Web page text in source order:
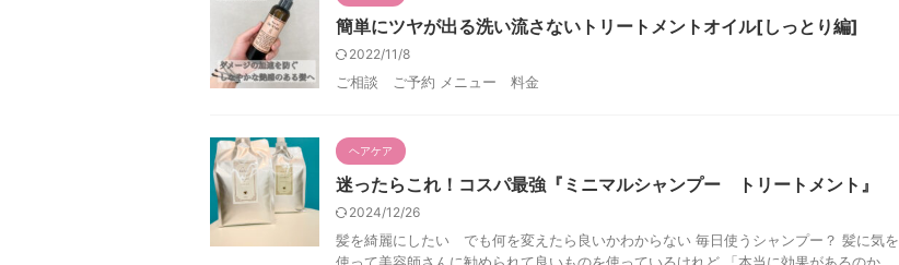
簡単にツヤが出る洗い流さないトリートメントオイル[しっとり編]
2022/11/8
ご相談 ご予約 メニュー 料金
ヘアケア
迷ったらこれ！コスパ最強『ミニマルシャンプー トリートメント』
2024/12/26
髪を綺麗にしたい でも何を変えたら良いかわからない 毎日使うシャンプー？ 髪に気を